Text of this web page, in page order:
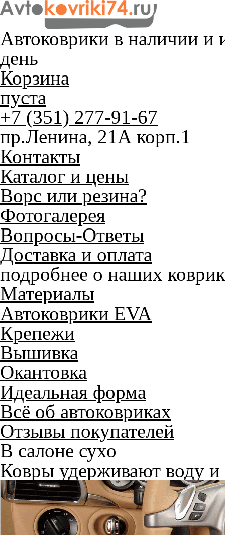
Автоковрики в наличии и
день
Корзина
пуста
+7 (351) 277-91-67
пр.Ленина, 21А корп.1
Контакты
Каталог и цены
Ворс или резина?
Фотогалерея
Вопросы-Ответы
Доставка и оплата
подробнее о наших
Материалы
Автоковрики EVA
Крепежи
Вышивка
Окантовка
Идеальная форма
Всё об автоковриках
Отзывы покупателей
В салоне сухо
Ковры удерживают воду и